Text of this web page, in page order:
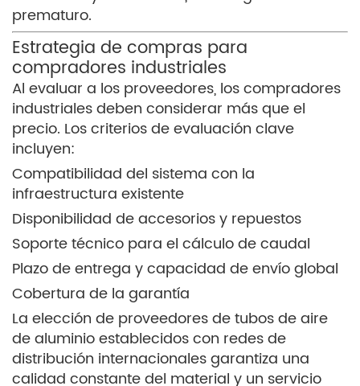
prematuro.
Estrategia de compras para
compradores industriales
Al evaluar a los proveedores, los compradores
industriales deben considerar más que el
precio. Los criterios de evaluación clave
incluyen:
Compatibilidad del sistema con la
infraestructura existente
Disponibilidad de accesorios y repuestos
Soporte técnico para el cálculo de caudal
Plazo de entrega y capacidad de envío global
Cobertura de la garantía
La elección de proveedores de tubos de aire
de aluminio establecidos con redes de
distribución internacionales garantiza una
calidad constante del material y un servicio